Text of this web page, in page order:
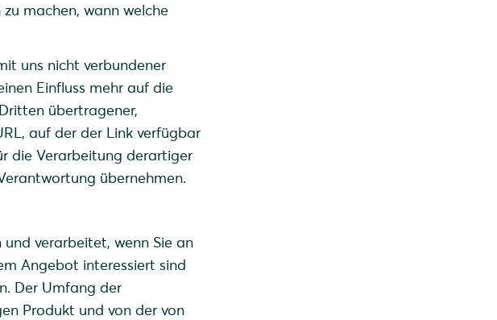
machen, wann welche
uns nicht verbundener
Einfluss mehr auf die
übertragener,
auf der der Link verfügbar
die Verarbeitung derartiger
übernehmen.
verarbeitet, wenn Sie an
Angebot interessiert sind
Der Umfang der
Produkt und von der von